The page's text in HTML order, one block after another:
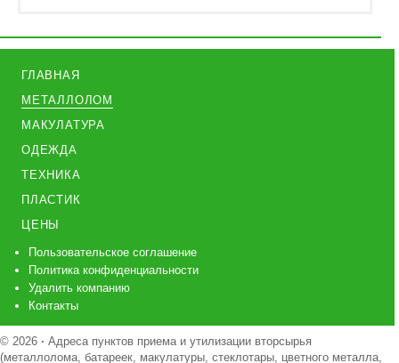
ГЛАВНАЯ
МЕТАЛЛОЛОМ
МАКУЛАТУРА
ОДЕЖДА
ТЕХНИКА
ПЛАСТИК
ЦЕНЫ
Пользовательское соглашение
Политика конфиденциальности
Удалить компанию
Контакты
© 2026 · Адреса пунктов приема и утилизации вторсырья
(металлолома, батареек, макулатуры, стеклотары, цветного металла,